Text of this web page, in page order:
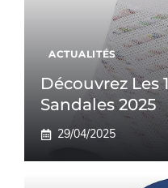
ACTUALITÉS
Découvrez Les
Sandales 2025
29/04/2025